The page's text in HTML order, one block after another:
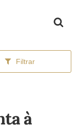
Filtrar
à